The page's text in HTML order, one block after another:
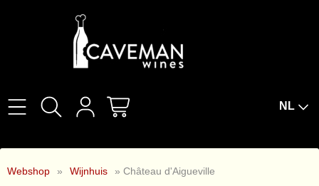
Over Ons
NL
Webshop » Wijnhuis » Château d'Aigueville